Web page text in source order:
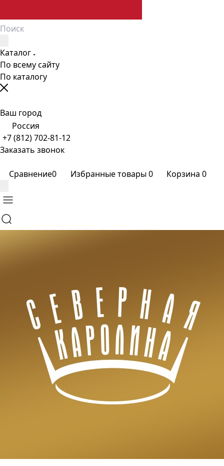
Каталог
По всему сайту
По каталогу
Ваш город
Россия
+7 (812) 702-81-12
Заказать звонок
Сравнение0 Избранные товары0 Корзина 0